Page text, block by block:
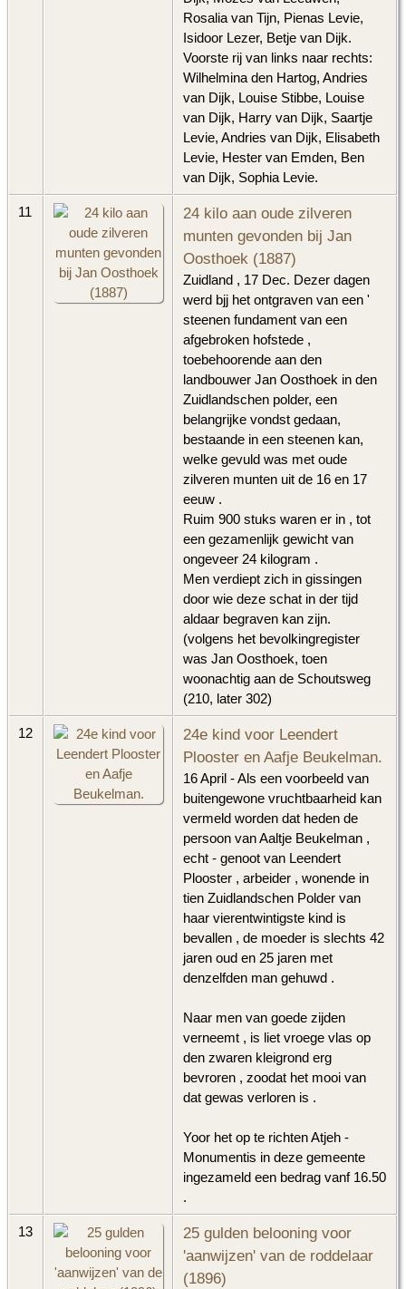
Rosalia van Tijn, Pienas Levie,
Isidoor Lezer, Betje van Dijk.
Voorste rij van links naar rechts:
Wilhelmina den Hartog, Andries
van Dijk, Louise Stibbe, Louise
van Dijk, Harry van Dijk, Saartje
Levie, Andries van Dijk, Elisabeth
Levie, Hester van Emden, Ben
van Dijk, Sophia Levie.
11
24 kilo aan oude zilveren
munten gevonden bij Jan
Oosthoek (1887)
Zuidland , 17 Dec. Dezer dagen
werd bjj het ontgraven van een '
steenen fundament van een
afgebroken hofstede ,
toebehoorende aan den
landbouwer Jan Oosthoek in den
Zuidlandschen polder, een
belangrijke vondst gedaan,
bestaande in een steenen kan,
welke gevuld was met oude
zilveren munten uit de 16 en 17
eeuw .
Ruim 900 stuks waren er in , tot
een gezamenlijk gewicht van
ongeveer 24 kilogram .
Men verdiept zich in gissingen
door wie deze schat in der tijd
aldaar begraven kan zijn.
(volgens het bevolkingregister
was Jan Oosthoek, toen
woonachtig aan de Schoutsweg
(210, later 302)
12
24e kind voor Leendert
Plooster en Aafje Beukelman.
16 April - Als een voorbeeld van
buitengewone vruchtbaarheid kan
vermeld worden dat heden de
persoon van Aaltje Beukelman ,
echt - genoot van Leendert
Plooster , arbeider , wonende in
tien Zuidlandschen Polder van
haar vierentwintigste kind is
bevallen , de moeder is slechts 42
jaren oud en 25 jaren met
denzelfden man gehuwd .
Naar men van goede zijden
verneemt , is liet vroege vlas op
den zwaren kleigrond erg
bevroren , zoodat het mooi van
dat gewas verloren is .
Yoor het op te richten Atjeh -
Monumentis in deze gemeente
ingezameld een bedrag vanf 16.50
.
13
25 gulden belooning voor
'aanwijzen' van de roddelaar
(1896)